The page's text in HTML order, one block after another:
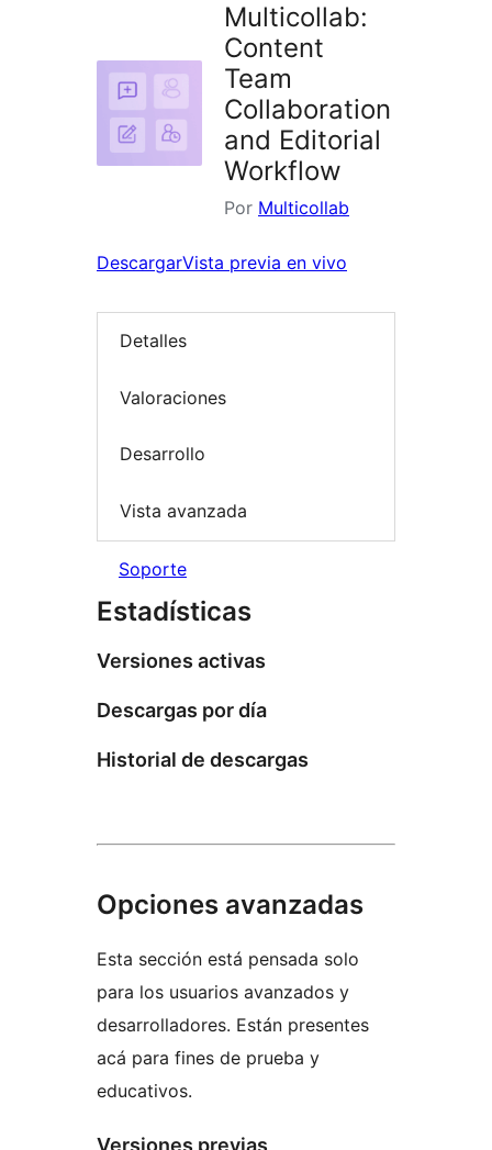
Multicollab:
Content
Team
Collaboration
and Editorial
Workflow
Por Multicollab
DescargarVista previa en vivo
Detalles
Valoraciones
Desarrollo
Vista avanzada
Soporte
Estadísticas
Versiones activas
Descargas por día
Historial de descargas
Opciones avanzadas
Esta sección está pensada solo
para los usuarios avanzados y
desarrolladores. Están presentes
acá para fines de prueba y
educativos.
Versiones previas